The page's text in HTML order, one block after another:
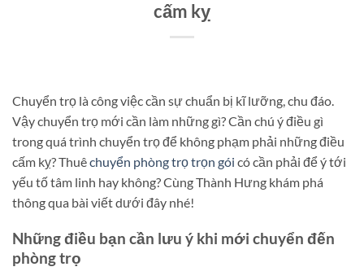
cấm kỵ
Chuyển trọ là công việc cần sự chuẩn bị kĩ lưỡng, chu đáo.
Vậy chuyển trọ mới cần làm những gì? Cần chú ý điều gì
trong quá trình chuyển trọ để không phạm phải những điều
cấm kỵ? Thuêchuyển phòng trọ trọn gói có cần phải để ý tới
yếu tố tâm linh hay không? Cùng Thành Hưng khám phá
thông qua bài viết dưới đây nhé!
Những điều bạn cần lưu ý khi mới chuyển đến
phòng trọ